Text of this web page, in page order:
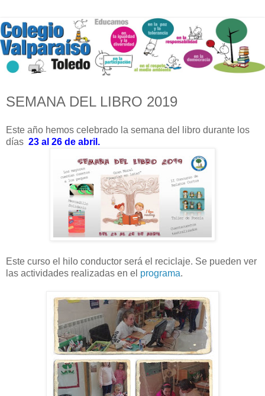
SEMANA DEL LIBRO 2019
Este año hemos celebrado la semana del libro durante los
días 23 al 26 de abril.
Este curso el hilo conductor será el reciclaje. Se pueden ver
las actividades realizadas en el programa.